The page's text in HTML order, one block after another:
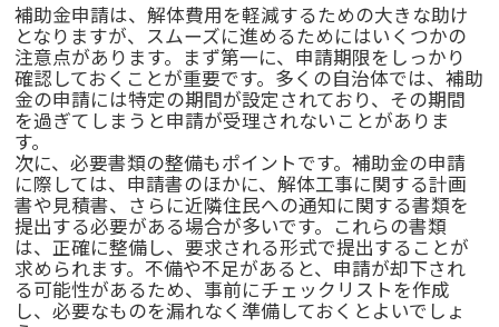
補助金申請は、解体費用を軽減するための大きな助け
となりますが、スムーズに進めるためにはいくつかの
注意点があります。まず第一に、申請期限をしっかり
確認しておくことが重要です。多くの自治体では、補助
金の申請には特定の期間が設定されており、その期間
を過ぎてしまうと申請が受理されないことがありま
す。
次に、必要書類の整備もポイントです。補助金の申請
に際しては、申請書のほかに、解体工事に関する計画
書や見積書、さらに近隣住民への通知に関する書類を
提出する必要がある場合が多いです。これらの書類
は、正確に整備し、要求される形式で提出することが
求められます。不備や不足があると、申請が却下され
る可能性があるため、事前にチェックリストを作成
し、必要なものを漏れなく準備しておくとよいでしょ